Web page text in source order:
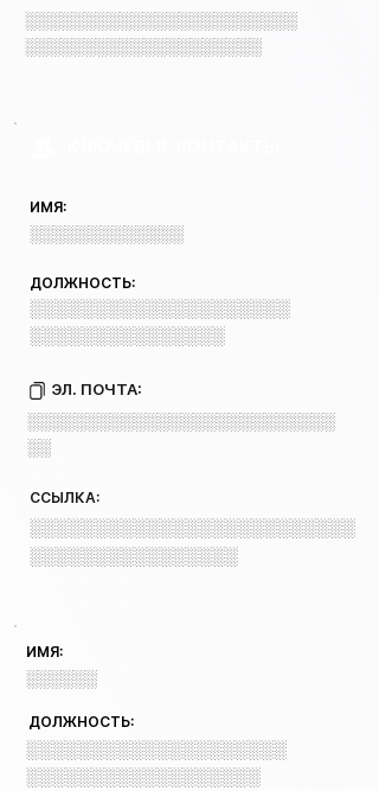
░░░░░░░░░░░░░░░░░░░░░░░
░░░░░░░░░░░░░░░░░░░░
ИМЯ:
░░░░░░░░░░░░░
ДОЛЖНОСТЬ:
░░░░░░░░░░░░░░░░░░░░
░░░░░░░░░░░░░░░
ЭЛ. ПОЧТА:
░░░░░░░░░░░░░░░░░░░░░░░░░░
░░
ССЫЛКА:
░░░░░░░░░░░░░░░░░░░░░░░░░
░░░░░░░░░░░░░░░░
ИМЯ:
░░░░░░
ДОЛЖНОСТЬ:
░░░░░░░░░░░░░░░░░░░░
░░░░░░░░░░░░░░░░░░